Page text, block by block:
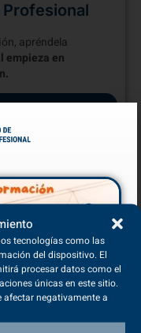
tecnologías como las
del dispositivo. El
procesar datos como el
únicas en este sitio.
afectar negativamente a
apréndela
empieza en
en